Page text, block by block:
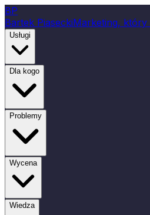
BP
Bartek PiaseckiMarketing, który
Usługi
Dla kogo
Problemy
Wycena
Wiedza